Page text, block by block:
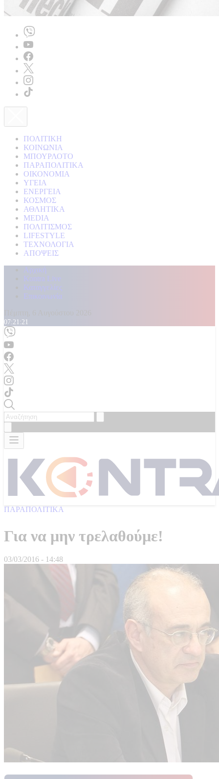
ΠΟΛΙΤΙΚΗ
ΚΟΙΝΩΝΙΑ
ΜΠΟΥΡΛΟΤΟ
ΠΑΡΑΠΟΛΙΤΙΚΑ
ΟΙΚΟΝΟΜΙΑ
ΥΓΕΙΑ
ΕΝΕΡΓΕΙΑ
ΚΟΣΜΟΣ
ΑΘΛΗΤΙΚΑ
MEDIA
ΠΟΛΙΤΙΣΜΟΣ
LIFESTYLE
ΤΕΧΝΟΛΟΓΙΑ
ΑΠΟΨΕΙΣ
Αρχική
Kontra Live
Καταγγελίες
Επικοινωνία
07:21:23
ΠΑΡΑΠΟΛΙΤΙΚΑ
Για να μην τρελαθούμε!
03/03/2016 - 14:48